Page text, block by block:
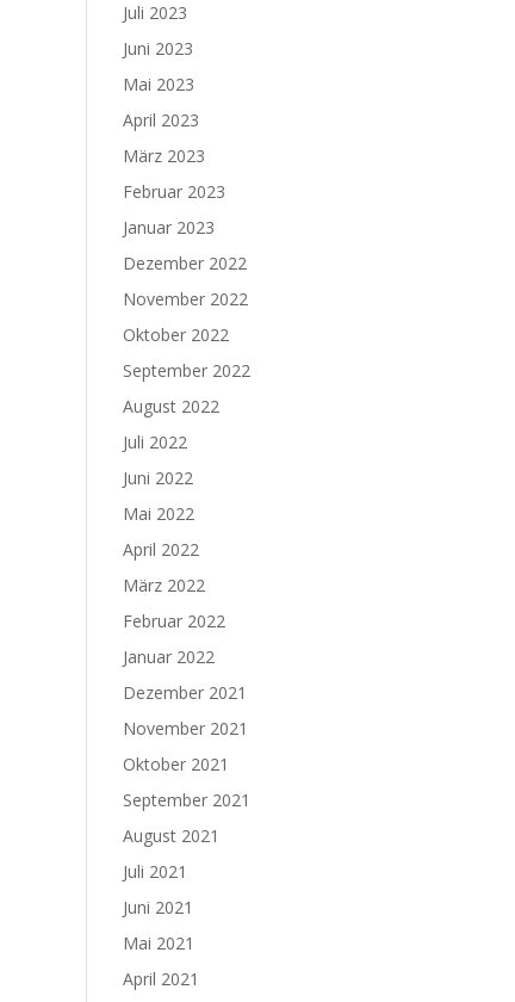
Juli 2023
Juni 2023
Mai 2023
April 2023
März 2023
Februar 2023
Januar 2023
Dezember 2022
November 2022
Oktober 2022
September 2022
August 2022
Juli 2022
Juni 2022
Mai 2022
April 2022
März 2022
Februar 2022
Januar 2022
Dezember 2021
November 2021
Oktober 2021
September 2021
August 2021
Juli 2021
Juni 2021
Mai 2021
April 2021